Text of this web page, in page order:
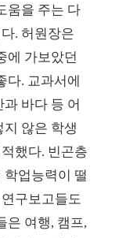
움을 주는 다
. 허원장은
에 가보았던
다. 교과서에
바다 등 어
않은 학생
했다. 빈곤층
업능력이 떨
구보고들도
은 여행, 캠프,